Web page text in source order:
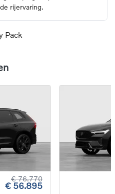
rijervaring.
Pack
€ 76.770
€ 56.895